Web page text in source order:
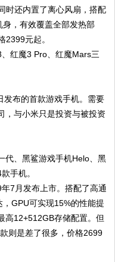
时还内置了离心风扇，搭配
，有效覆盖全部发热部
2399元起。
红魔3 Pro、红魔Mars三
发布的首款游戏手机。需要
，与小米只是投资与被投资
代、黑鲨游戏手机Helo、黑
手机。
7月发布上市。搭配了高通
GPU可实现15%的性能提
高12+512GB存储配置。但
则是差了很多，价格2699